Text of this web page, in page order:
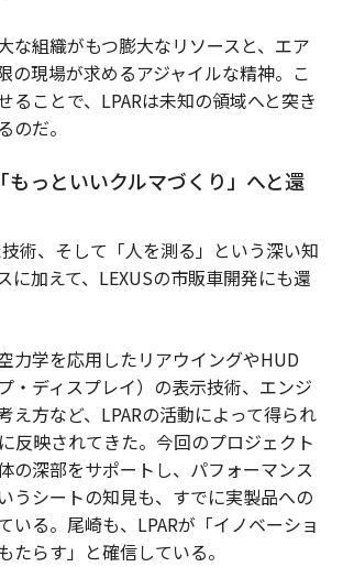
な組織がもつ膨大なリソースと、エア
の現場が求めるアジャイルな精神。こ
ることで、LPARは未知の領域へと突き
のだ。
もっといいクルマづくり」へと還
術、そして「人を測る」という深い知
に加えて、LEXUSの市販車開発にも還
力学を応用したリアウイングやHUD
・ディスプレイ）の表示技術、エンジ
え方など、LPARの活動によって得られ
反映されてきた。今回のプロジェクト
の深部をサポートし、パフォーマンス
うシートの知見も、すでに実製品への
いる。尾崎も、LPARが「イノベーショ
たらす」と確信している。